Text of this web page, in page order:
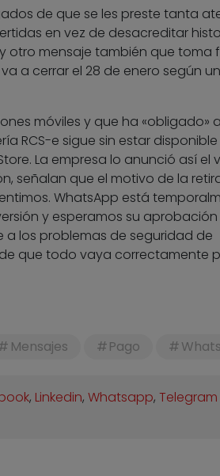
de que se les preste tanta
en vez de desacreditar
otro mensaje también que toma
a cerrar el 28 de enero según un
móviles y que ha «obligado»
RCS-e sigue sin estar
La empresa lo anunció así el
señalan que el motivo de la
WhatsApp está
y esperamos su aprobación
a los problemas de seguridad de
que todo vaya correctamente
Mensajes Pago
, Linkedin,Whatsapp,Telegram